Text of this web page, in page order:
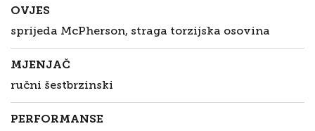
OVJES
sprijeda McPherson, straga torzijska osovina
MJENJAČ
ručni šestbrzinski
PERFORMANSE